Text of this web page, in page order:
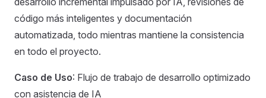
código más inteligentes y documentación
automatizada, todo mientras mantiene la consistencia
en todo el proyecto.
Caso de Uso: Flujo de trabajo de desarrollo optimizado
con asistencia de IA